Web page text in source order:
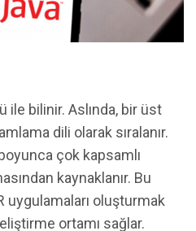
ile bilinir. Aslında, bir üst
dili olarak sıralanır.
çok kapsamlı
kaynaklanır. Bu
uygulamaları oluşturmak
ortamı sağlar.